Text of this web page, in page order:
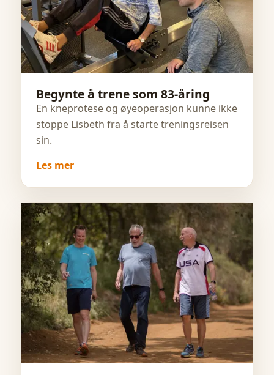
Begynte å trene som 83-åring
En kneprotese og øyeoperasjon kunne ikke
stoppe Lisbeth fra å starte treningsreisen
sin.
Les mer